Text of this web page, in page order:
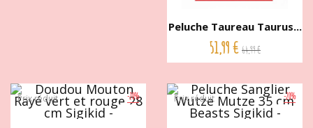
Peluche Taureau Taurus...
51,99 € 64,99 €
-20%
Prix réduit -20%
Prix réduit